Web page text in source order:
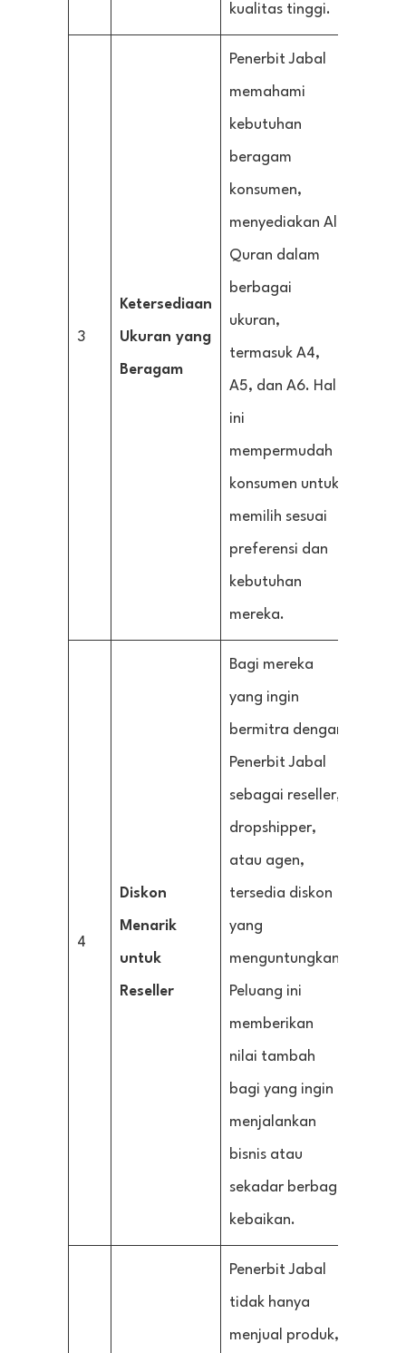
kualitas tinggi.
3
Ketersediaan
Ukuran yang
Beragam
Penerbit Jabal
memahami
kebutuhan
beragam
konsumen,
menyediakan Al-
Quran dalam
berbagai
ukuran,
termasuk A4,
A5, dan A6. Hal
ini
mempermudah
konsumen untuk
memilih sesuai
preferensi dan
kebutuhan
mereka.
4
Diskon
Menarik
untuk
Reseller
Bagi mereka
yang ingin
bermitra dengan
Penerbit Jabal
sebagai reseller,
dropshipper,
atau agen,
tersedia diskon
yang
menguntungkan.
Peluang ini
memberikan
nilai tambah
bagi yang ingin
menjalankan
bisnis atau
sekadar berbagi
kebaikan.
Penerbit Jabal
tidak hanya
menjual produk,